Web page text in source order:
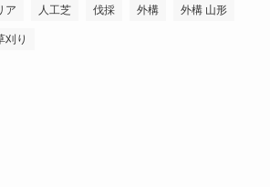
ア 人工芝 伐採 外構 外構 山形
刈り